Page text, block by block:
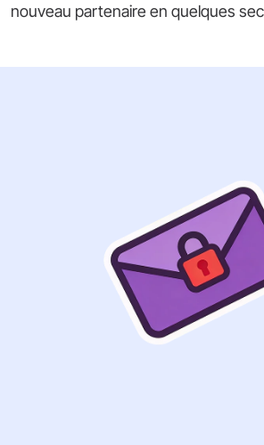
nouveau partenaire en quelques